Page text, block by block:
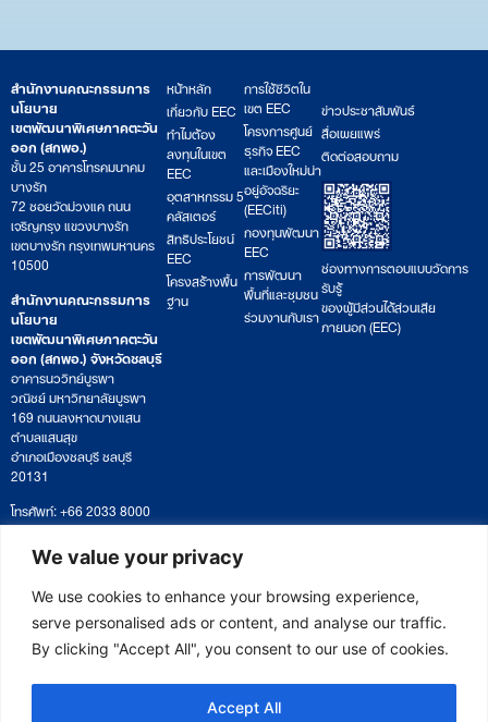
We value your privacy
We use cookies to enhance your browsing experience,
serve personalised ads or content, and analyse our traffic.
By clicking "Accept All", you consent to our use of cookies.
Accept All
สำนักงานคณะกรรมการ
นโยบาย
เขตพัฒนาพิเศษภาคตะวัน
ออก (สกพอ.)
ชั้น 25 อาคารโทรคมนาคม
บางรัก
72 ซอยวัดม่วงแค ถนน
เจริญกรุง แขวงบางรัก
เขตบางรัก กรุงเทพมหานคร
10500
สำนักงานคณะกรรมการ
นโยบาย
เขตพัฒนาพิเศษภาคตะวัน
ออก (สกพอ.) จังหวัดชลบุรี
อาคารนววิทย์บูรพา
วณิชย์ มหาวิทยาลัยบูรพา
169 ถนนลงหาดบางแสน
ตำบลแสนสุข
อำเภอเมืองชลบุรี ชลบุรี
20131
โทรศัพท์: +66 2033 8000
เวลาทำการ: จันทร์ – ศุกร์
09:00 – 17:00 น.
ติดตามหนังสือหรือยื่นเอกสาร
saraban@eeco.or.th
หน้าหลัก
เกี่ยวกับ EEC
ทำไมต้อง
ลงทุนในเขต
EEC
อุตสาหกรรม 5
คลัสเตอร์
สิทธิประโยชน์
EEC
โครงสร้างพื้น
ฐาน
การใช้ชีวิตใน
เขต EEC
โครงการศูนย์
ธุรกิจ EEC
และเมืองใหม่น่า
อยู่อัจฉริยะ
(EECiti)
กองทุนพัฒนา
EEC
การพัฒนา
พื้นที่และชุมชน
ร่วมงานกับเรา
ข่าวประชาสัมพันธ์
สื่อเผยแพร่
ติดต่อสอบถาม
ช่องทางการตอบแบบวัดการ
รับรู้
ของผู้มีส่วนได้ส่วนเสีย
ภายนอก (EEC)
Copyright © 2025 Eastern Economic Corridor Office (EECO)